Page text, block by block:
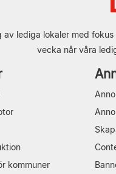
lediga lokaler med
vecka når våra
kommuner